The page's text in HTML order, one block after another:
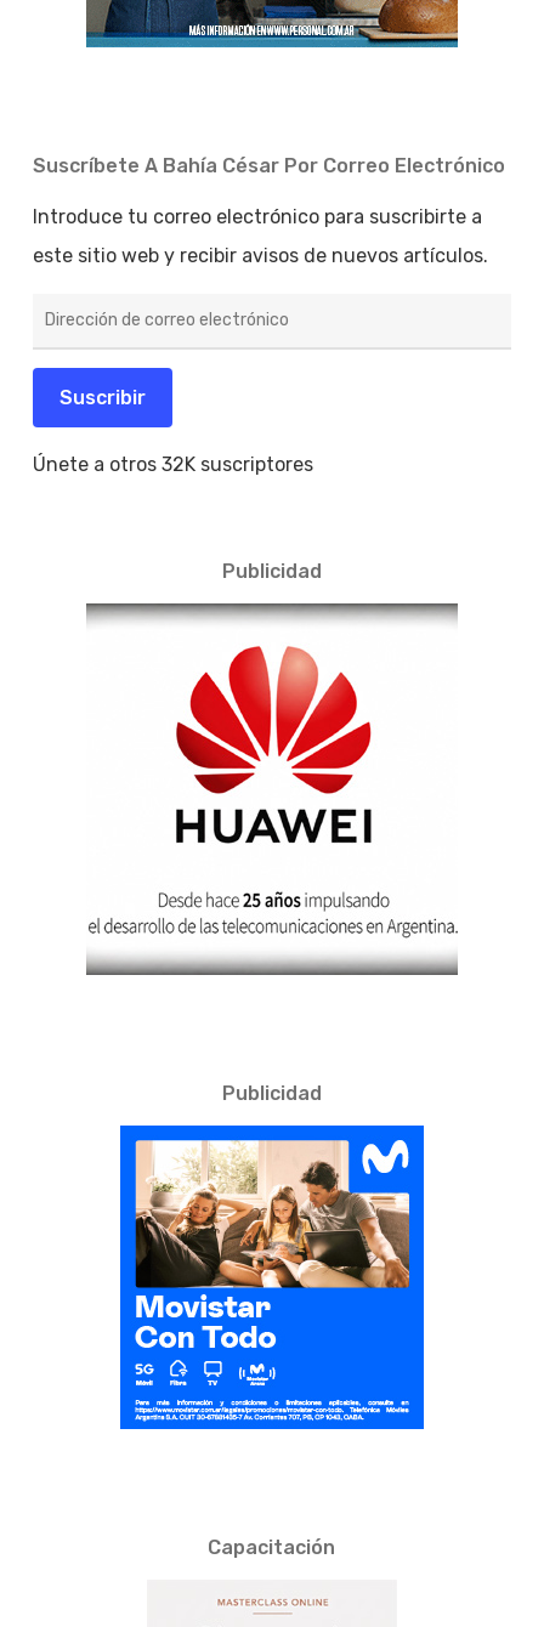
Suscríbete A Bahía César Por Correo Electrónico
Introduce tu correo electrónico para suscribirte a
este sitio web y recibir avisos de nuevos artículos.
de
electrónico
Suscribir
Únete a otros 32K suscriptores
Publicidad
Publicidad
Capacitación